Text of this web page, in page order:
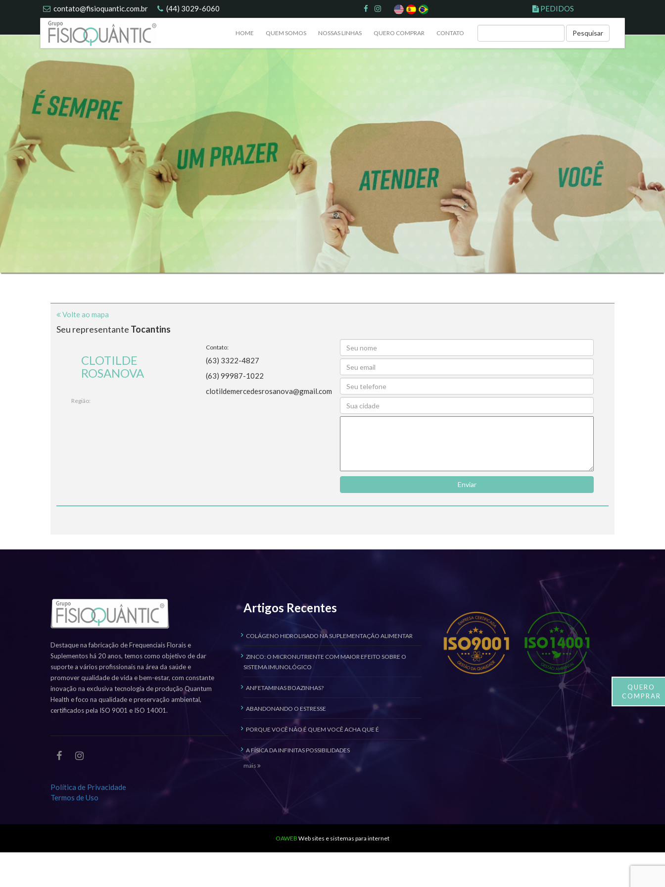
contato@fisioquantic.com.br (44) 3029-6060 PEDIDOS
Pesquisar
HOME QUEM SOMOS NOSSAS LINHAS QUERO COMPRAR CONTATO
Volte ao mapa
Seu representante Tocantins
CLOTILDE
ROSANOVA
Região:
Contato:
(63) 3322-4827
(63) 99987-1022
clotildemercedesrosanova@gmail.com
Enviar
Destaque na fabricação de Frequenciais Florais e
Suplementos há 20 anos, temos como objetivo de dar
suporte a vários profissionais na área da saúde e
promover qualidade de vida e bem-estar, com constante
inovação na exclusiva tecnologia de produção Quantum
Health e foco na qualidade e preservação ambiental,
certificados pela ISO 9001 e ISO 14001.
Política de Privacidade
Termos de Uso
Artigos Recentes
COLÁGENO HIDROLISADO NA SUPLEMENTAÇÃO ALIMENTAR
ZINCO: O MICRONUTRIENTE COM MAIOR EFEITO SOBRE O
SISTEMA IMUNOLÓGICO
ANFETAMINAS BOAZINHAS?
ABANDONANDO O ESTRESSE
PORQUE VOCÊ NÃO É QUEM VOCÊ ACHA QUE É
A FÍSICA DA INFINITAS POSSIBILIDADES
mais
QUERO
COMPRAR
OAWEB Web sites e sistemas para internet